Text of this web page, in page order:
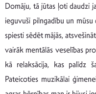
Domāju, tā jūtas ļoti daudzi
ieguvuši pilngadību un
spiesti sēdēt mājās,
vairāk mentālās veselības
kā relaksācija, kas palīdz
Pateicoties muzikālai